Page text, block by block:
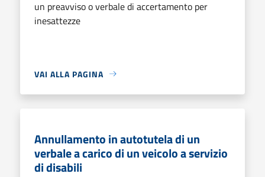
un preavviso o verbale di accertamento per
inesattezze
VAI ALLA PAGINA
Annullamento in autotutela di un
verbale a carico di un veicolo a servizio
di disabili